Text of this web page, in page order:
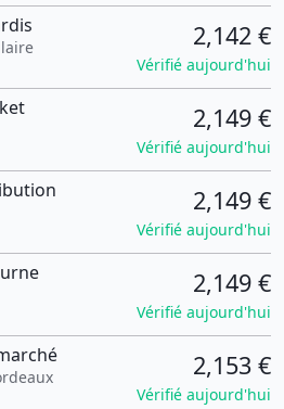
2,142 €
Vérifié aujourd'hui
2,149 €
Vérifié aujourd'hui
2,149 €
Vérifié aujourd'hui
2,149 €
Vérifié aujourd'hui
2,153 €
Vérifié aujourd'hui